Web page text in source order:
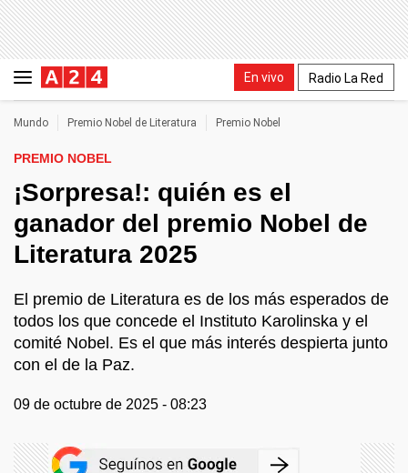
En vivo Radio La Red
Mundo Premio Nobel de Literatura Premio Nobel
PREMIO NOBEL
¡Sorpresa!: quién es el
ganador del premio Nobel de
Literatura 2025
El premio de Literatura es de los más esperados de
todos los que concede el Instituto Karolinska y el
comité Nobel. Es el que más interés despierta junto
con el de la Paz.
09 de octubre de 2025 - 08:23